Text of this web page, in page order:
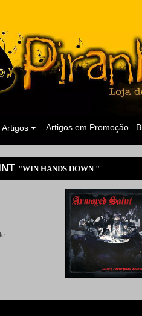
Artigos em Promoção
Artigos
"WIN HANDS DOWN "